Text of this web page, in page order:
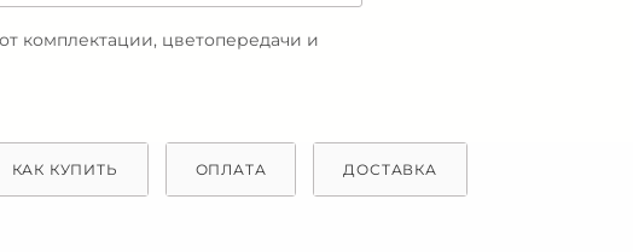
комплектации, цветопередачи и
КАК КУПИТЬ ОПЛАТА ДОСТАВКА